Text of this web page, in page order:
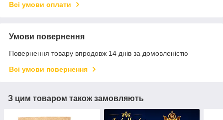
Всі умови оплати
Умови повернення
Повернення товару впродовж 14 днів за домовленістю
Всі умови повернення
З цим товаром також замовляють